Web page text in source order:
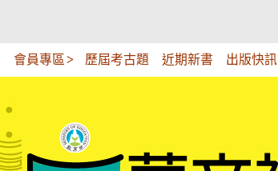
會員專區 歷屆考古題 近期新書 出版快訊